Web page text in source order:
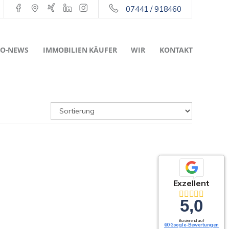
07441 / 918460
NEWS IMMOBILIEN KÄUFER WIR KONTAKT
Exzellent
5,0
Basierend auf
60 Google-Bewertungen